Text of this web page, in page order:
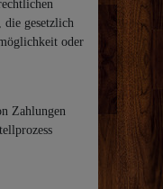
gesetzlich
oder
Zahlungen